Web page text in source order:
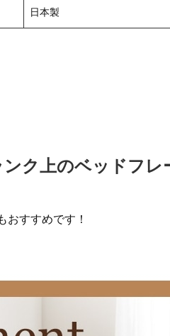
日本製
ク上のベッドフレ
すすめです！